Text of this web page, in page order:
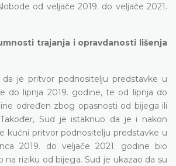
od veljače 2019. do veljače 2021.
trajanja i opravdanosti lišenja
da je pritvor podnositelju predstavke u
do lipnja 2019. godine, te od lipnja do
određen zbog opasnosti od bijega ili
Sud je istaknuo da je i nakon
kućni pritvor podnositelju predstavke u
2019. do veljače 2021. godine bio
na riziku od bijega. Sud je ukazao da su